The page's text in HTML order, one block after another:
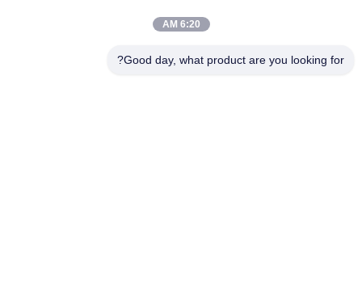
6:20 AM
Good day, what product are you looking for?